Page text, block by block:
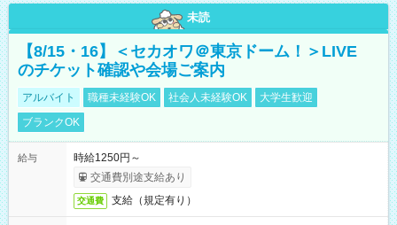
未読
【8/15・16】＜セカオワ＠東京ドーム！＞LIVE
のチケット確認や会場ご案内
アルバイト 職種未経験OK 社会人未経験OK
大学生歓迎
ブランクOK
給与
時給1250円～
交通費別途支給あり
交通費 支給（規定有り）